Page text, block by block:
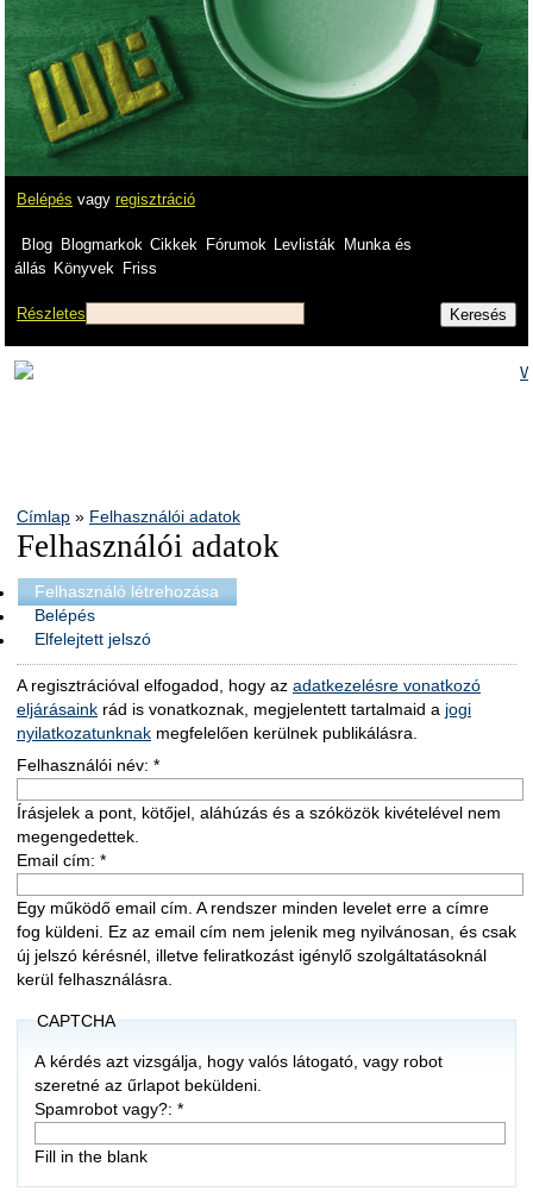
Belépés vagy regisztráció
Blog Blogmarkok Cikkek Fórumok Levlisták
Munka és
állás Könyvek Friss
Részletes
Címlap » Felhasználói adatok
Felhasználói adatok
Felhasználó létrehozása
Belépés
Elfelejtett jelszó
A regisztrációval elfogadod, hogy az adatkezelésre vonatkozó
eljárásaink rád is vonatkoznak, megjelentett tartalmaid a jogi
nyilatkozatunknak megfelelően kerülnek publikálásra.
Felhasználói név: *
Írásjelek a pont, kötőjel, aláhúzás és a szóközök kivételével nem
megengedettek.
Email cím: *
Egy működő email cím. A rendszer minden levelet erre a címre
fog küldeni. Ez az email cím nem jelenik meg nyilvánosan, és csak
új jelszó kérésnél, illetve feliratkozást igénylő szolgáltatásoknál
kerül felhasználásra.
CAPTCHA
A kérdés azt vizsgálja, hogy valós látogató, vagy robot
szeretné az űrlapot beküldeni.
Spamrobot vagy?:*
Fill in the blank